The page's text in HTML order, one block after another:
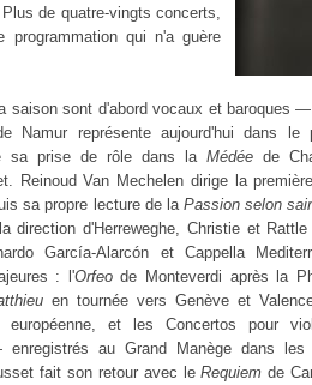
de quatre-vingts concerts,
programmation qui n'a guère
saison sont d'abord vocaux et baroques
Namur représente aujourd'hui dans le
sa prise de rôle dans la Médée de
Reinoud Van Mechelen dirige la
sa propre lecture de la Passion selon
direction d'Herreweghe, Christie et
García-Alarcón et Cappella
: l'Orfeode Monteverdi après la
en tournée vers Genève et
européenne, et les Concertos pour
enregistrés au Grand Manège dans
fait son retour avec leRequiem de